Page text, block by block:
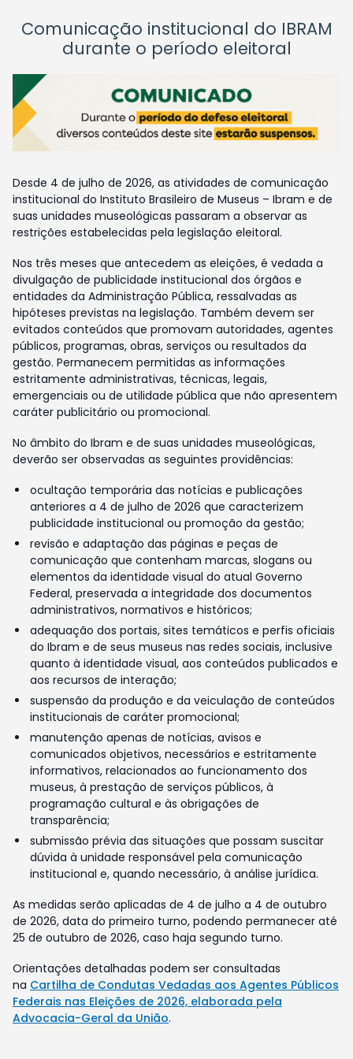
Comunicação institucional do IBRAM
durante o período eleitoral
Desde 4 de julho de 2026, as atividades de comunicação
institucional do Instituto Brasileiro de Museus – Ibram e de
suas unidades museológicas passaram a observar as
restrições estabelecidas pela legislação eleitoral.
Nos três meses que antecedem as eleições, é vedada a
divulgação de publicidade institucional dos órgãos e
entidades da Administração Pública, ressalvadas as
hipóteses previstas na legislação. Também devem ser
evitados conteúdos que promovam autoridades, agentes
públicos, programas, obras, serviços ou resultados da
gestão. Permanecem permitidas as informações
estritamente administrativas, técnicas, legais,
emergenciais ou de utilidade pública que não apresentem
caráter publicitário ou promocional.
No âmbito do Ibram e de suas unidades museológicas,
deverão ser observadas as seguintes providências:
ocultação temporária das notícias e publicações
anteriores a 4 de julho de 2026 que caracterizem
publicidade institucional ou promoção da gestão;
revisão e adaptação das páginas e peças de
comunicação que contenham marcas, slogans ou
elementos da identidade visual do atual Governo
Federal, preservada a integridade dos documentos
administrativos, normativos e históricos;
adequação dos portais, sites temáticos e perfis oficiais
do Ibram e de seus museus nas redes sociais, inclusive
quanto à identidade visual, aos conteúdos publicados e
aos recursos de interação;
suspensão da produção e da veiculação de conteúdos
institucionais de caráter promocional;
manutenção apenas de notícias, avisos e
comunicados objetivos, necessários e estritamente
informativos, relacionados ao funcionamento dos
museus, à prestação de serviços públicos, à
programação cultural e às obrigações de
transparência;
submissão prévia das situações que possam suscitar
dúvida à unidade responsável pela comunicação
institucional e, quando necessário, à análise jurídica.
As medidas serão aplicadas de 4 de julho a 4 de outubro
de 2026, data do primeiro turno, podendo permanecer até
25 de outubro de 2026, caso haja segundo turno.
Orientações detalhadas podem ser consultadas
na Cartilha de Condutas Vedadas aos Agentes Públicos
Federais nas Eleições de 2026, elaborada pela
Advocacia-Geral da União.